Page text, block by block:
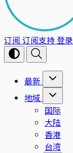
订阅 订阅支持登录
最新
地域
国际
大陆
香港
台湾